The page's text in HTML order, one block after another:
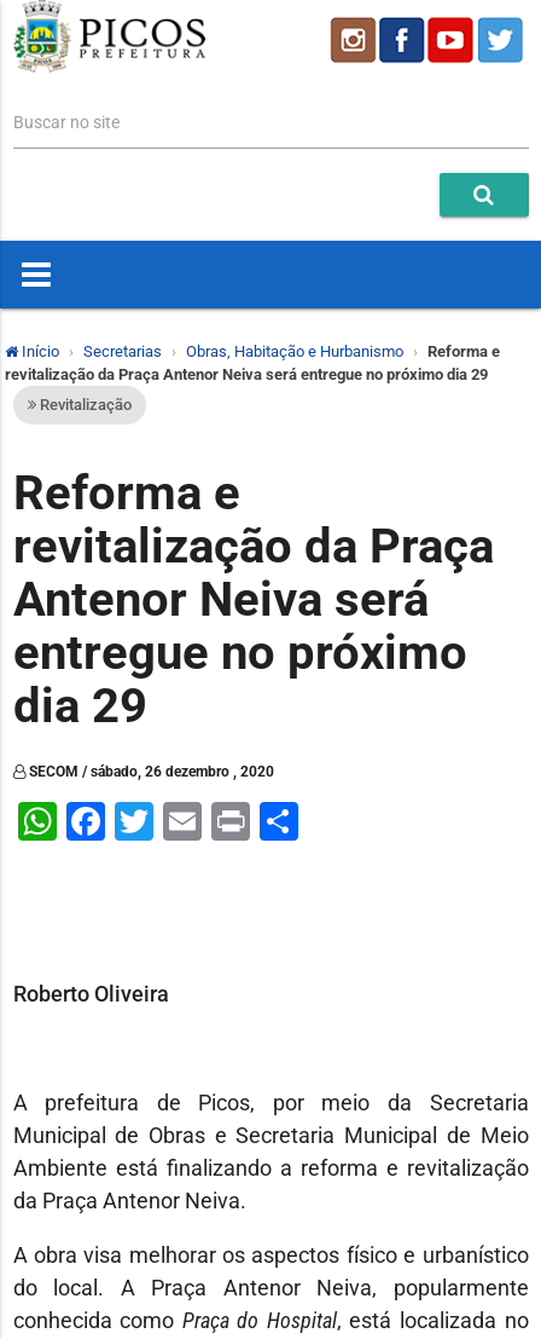
Buscar no site
Início Secretarias Obras, Habitação e Hurbanismo
Reforma e
revitalização da Praça Antenor Neiva será entregue no próximo dia 29
Revitalização
Reforma e
revitalização da Praça
Antenor Neiva será
entregue no próximo
dia 29
SECOM / sábado, 26 dezembro , 2020
WhatsApp
Facebook
Twitter
Email
PrintShare
Roberto Oliveira
A prefeitura de Picos, por meio da Secretaria
Municipal de Obras e Secretaria Municipal de Meio
Ambiente está finalizando a reforma e revitalização
da Praça Antenor Neiva.
A obra visa melhorar os aspectos físico e urbanístico
do local. A Praça Antenor Neiva, popularmente
conhecida como Praça do Hospital, está localizada no